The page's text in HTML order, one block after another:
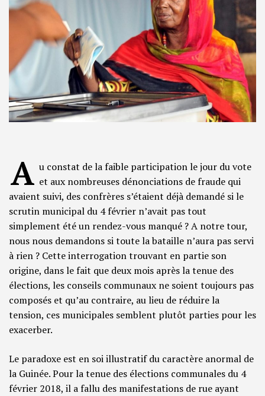
A u constat de la faible participation le jour du vote
et aux nombreuses dénonciations de fraude qui
avaient suivi, des confrères s’étaient déjà demandé si le
scrutin municipal du 4 février n’avait pas tout
simplement été un rendez-vous manqué ? A notre tour,
nous nous demandons si toute la bataille n’aura pas servi
à rien ? Cette interrogation trouvant en partie son
origine, dans le fait que deux mois après la tenue des
élections, les conseils communaux ne soient toujours pas
composés et qu’au contraire, au lieu de réduire la
tension, ces municipales semblent plutôt parties pour les
exacerber.
Le paradoxe est en soi illustratif du caractère anormal de
la Guinée. Pour la tenue des élections communales du 4
février 2018, il a fallu des manifestations de rue ayant